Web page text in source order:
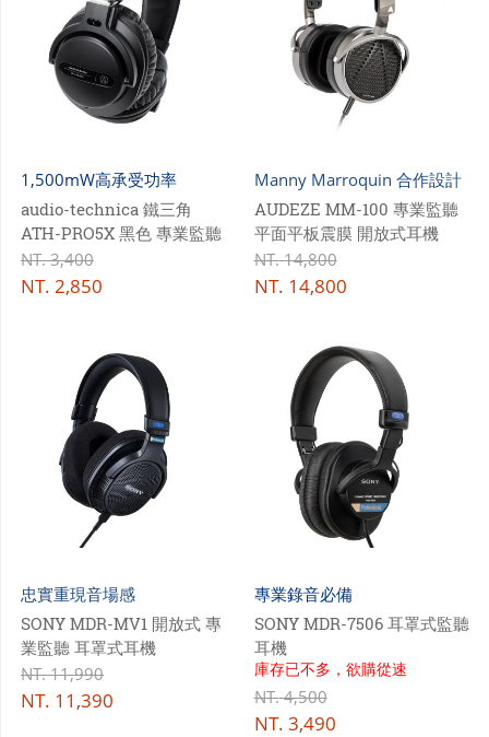
1,500mW高承受功率
audio-technica 鐵三角
ATH-PRO5X 黑色 專業監聽
耳罩式耳機
NT.3,400
NT. 2,850
Manny Marroquin 合作設計
AUDEZE MM-100 專業監聽
平面平板震膜 開放式耳機
NT.14,800
NT. 14,800
忠實重現音場感
SONY MDR-MV1 開放式 專
業監聽 耳罩式耳機
NT.11,990
NT. 11,390
專業錄音必備
SONY MDR-7506 耳罩式監聽
耳機
庫存已不多，欲購從速
NT.4,500
NT. 3,490